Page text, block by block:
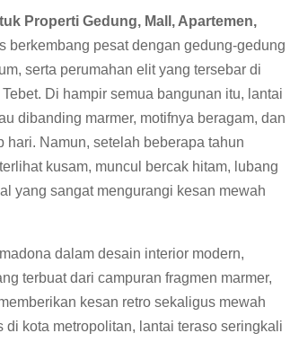
Properti Gedung, Mall, Apartemen,
berkembang pesat dengan gedung-gedung
serta perumahan elit yang tersebar di
Di hampir semua bangunan itu, lantai
dibanding marmer, motifnya beragam, dan
Namun, setelah beberapa tahun
kusam, muncul bercak hitam, lubang
yang sangat mengurangi kesan mewah
dalam desain interior modern,
terbuat dari campuran fragmen marmer,
kesan retro sekaligus mewah
kota metropolitan, lantai teraso seringkali